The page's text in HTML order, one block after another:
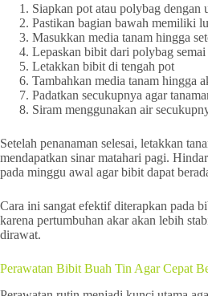
Siapkan pot atau polybag dengan
Pastikan bagian bawah memiliki
Masukkan media tanam hingga
Lepaskan bibit dari polybag semai
Letakkan bibit di tengah pot
Tambahkan media tanam hingga
Padatkan secukupnya agar
Siram menggunakan air
Setelah penanaman selesai, letakkan
mendapatkan sinar matahari pagi.
pada minggu awal agar bibit dapat
Cara ini sangat efektif diterapkan pada
karena pertumbuhan akar akan lebih
dirawat.
Perawatan Bibit Buah Tin Agar Cepat